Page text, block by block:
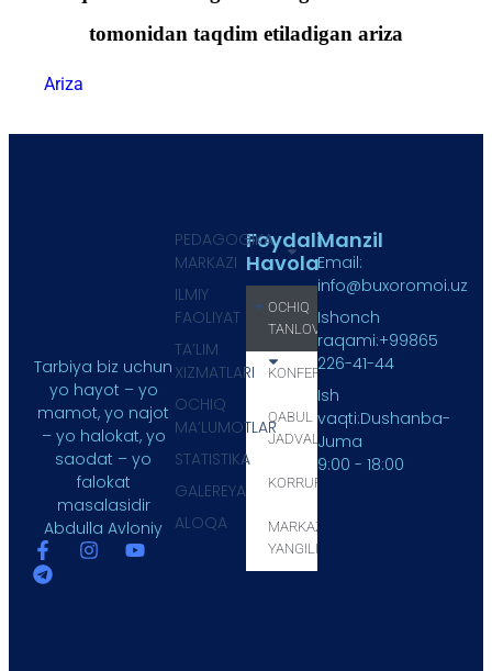
tomonidan taqdim etiladigan ariza
Ariza
Tarbiya biz uchun
yo hayot – yo
mamot, yo najot
– yo halokat, yo
saodat – yo
falokat
masalasidir
Abdulla Avloniy
Foydali
Havola
OCHIQ
TANLOV
KONFERENSIYA
QABUL
JADVALI
KORRUPSIYA
MARKAZ
YANGILIKLARI
PEDAGOGIKA
MARKAZI
ILMIY
FAOLIYAT
TA’LIM
XIZMATLARI
OCHIQ
MA’LUMOTLAR
STATISTIKA
GALEREYA
ALOQA
Manzil
Email:
info@buxoromoi.uz
Ishonch
raqami:+99865
226-41-44
Ish
vaqti:Dushanba-
Juma
9:00 - 18:00